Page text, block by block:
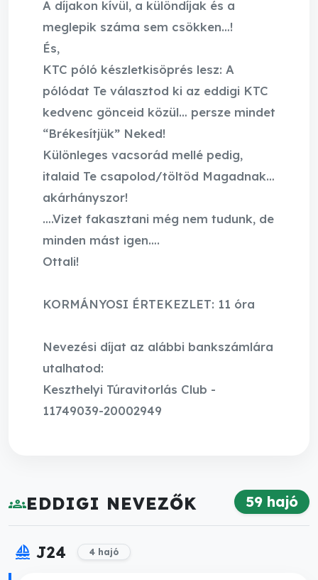
A díjakon kívül, a különdíjak és a
meglepik száma sem csökken…!
És,
KTC póló készletkisöprés lesz: A
pólódat Te választod ki az eddigi KTC
kedvenc gönceid közül… persze mindet
“Brékesítjük” Neked!
Különleges vacsorád mellé pedig,
italaid Te csapolod/töltöd Magadnak…
akárhányszor!
….Vizet fakasztani még nem tudunk, de
minden mást igen….
Ottali!
KORMÁNYOSI ÉRTEKEZLET: 11 óra
Nevezési díjat az alábbi bankszámlára
utalhatod:
Keszthelyi Túravitorlás Club -
11749039-20002949
groupsEDDIGI NEVEZŐK 59 hajó
sailing J24 4 hajó